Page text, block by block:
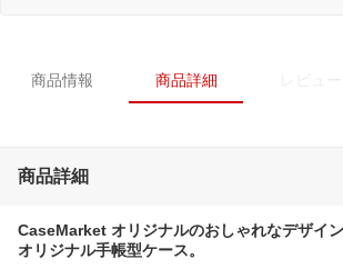
商品情報 商品詳細
商品詳細
CaseMarket オリジナルのおしゃれなデザイ
オリジナル手帳型ケース。